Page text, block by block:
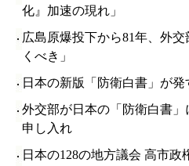
化』加速の現れ」
広島原爆投下から81年、外
くべき」
日本の新版「防衛白書」が
外交部が日本の「防衛白書
申し入れ
日本の128の地方議会 高市